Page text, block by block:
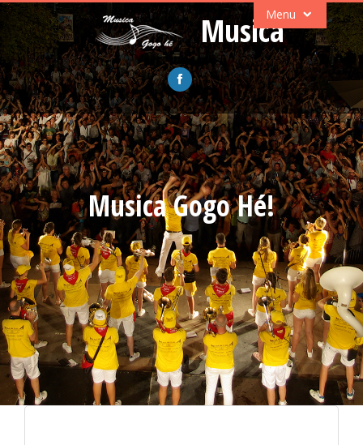
Menu
Musica
Musica Gogo Hé!